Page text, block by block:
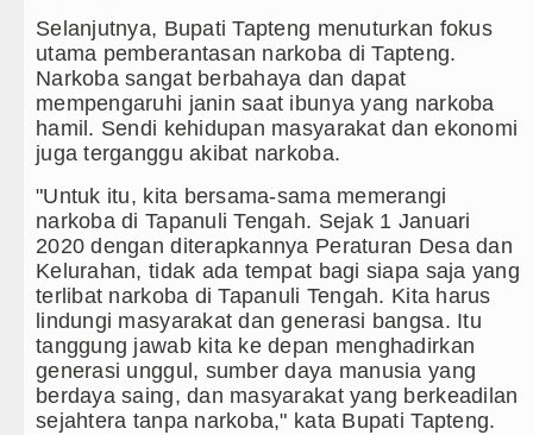
Selanjutnya, Bupati Tapteng menuturkan fokus
utama pemberantasan narkoba di Tapteng.
Narkoba sangat berbahaya dan dapat
mempengaruhi janin saat ibunya yang narkoba
hamil. Sendi kehidupan masyarakat dan ekonomi
juga terganggu akibat narkoba.
"Untuk itu, kita bersama-sama memerangi
narkoba di Tapanuli Tengah. Sejak 1 Januari
2020 dengan diterapkannya Peraturan Desa dan
Kelurahan, tidak ada tempat bagi siapa saja yang
terlibat narkoba di Tapanuli Tengah. Kita harus
lindungi masyarakat dan generasi bangsa. Itu
tanggung jawab kita ke depan menghadirkan
generasi unggul, sumber daya manusia yang
berdaya saing, dan masyarakat yang berkeadilan
sejahtera tanpa narkoba," kata Bupati Tapteng.